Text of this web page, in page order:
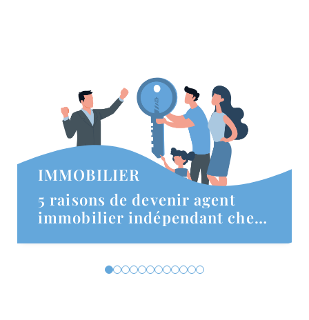
IMMOBILIER
5 raisons de devenir agent
immobilier indépendant chez